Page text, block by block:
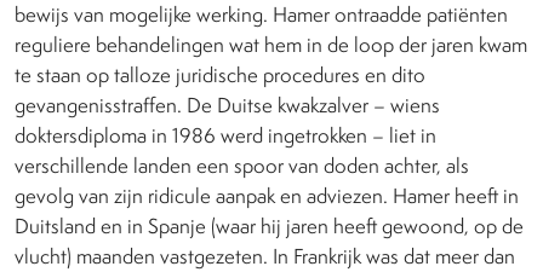
bewijs van mogelijke werking. Hamer ontraadde patiënten
reguliere behandelingen wat hem in de loop der jaren kwam
te staan op talloze juridische procedures en dito
gevangenisstraffen. De Duitse kwakzalver – wiens
doktersdiploma in 1986 werd ingetrokken – liet in
verschillende landen een spoor van doden achter, als
gevolg van zijn ridicule aanpak en adviezen. Hamer heeft in
Duitsland en in Spanje (waar hij jaren heeft gewoond, op de
vlucht) maanden vastgezeten. In Frankrijk was dat meer dan